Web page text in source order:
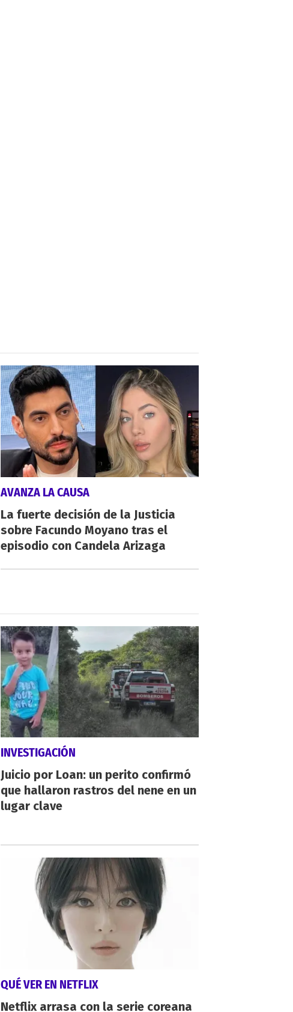
AVANZA LA CAUSA
La fuerte decisión de la Justicia
sobre Facundo Moyano tras el
episodio con Candela Arizaga
INVESTIGACIÓN
Juicio por Loan: un perito confirmó
que hallaron rastros del nene en un
lugar clave
QUÉ VER EN NETFLIX
Netflix arrasa con la serie coreana